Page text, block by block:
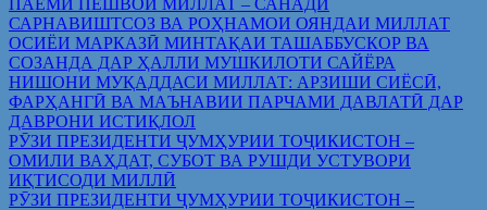
ПАЁМИ ПЕШВОИ МИЛЛАТ – САНАДИ
САРНАВИШТСОЗ ВА РОҲНАМОИ ОЯНДАИ МИЛЛАТ
ОСИЁИ МАРКАЗӢ МИНТАҚАИ ТАШАББУСКОР ВА
СОЗАНДА ДАР ҲАЛЛИ МУШКИЛОТИ САЙЁРА
НИШОНИ МУҚАДДАСИ МИЛЛАТ: АРЗИШИ СИЁСӢ,
ФАРҲАНГӢ ВА МАЪНАВИИ ПАРЧАМИ ДАВЛАТӢ ДАР
ДАВРОНИ ИСТИҚЛОЛ
РӮЗИ ПРЕЗИДЕНТИ ҶУМҲУРИИ ТОҶИКИСТОН –
ОМИЛИ ВАҲДАТ, СУБОТ ВА РУШДИ УСТУВОРИ
ИҚТИСОДИ МИЛЛӢ
РӮЗИ ПРЕЗИДЕНТИ ҶУМҲУРИИ ТОҶИКИСТОН –